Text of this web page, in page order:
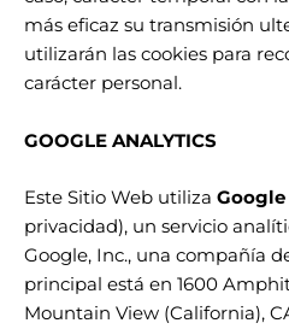
más eficaz su transmisión
utilizarán las cookies para
carácter personal.
GOOGLE ANALYTICS
Este Sitio Web utiliza
privacidad), un servicio
Google, Inc., una compañía
principal está en 1600
Mountain View (California),